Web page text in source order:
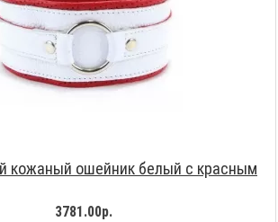
кожаный ошейник белый с красным
3781.00р.